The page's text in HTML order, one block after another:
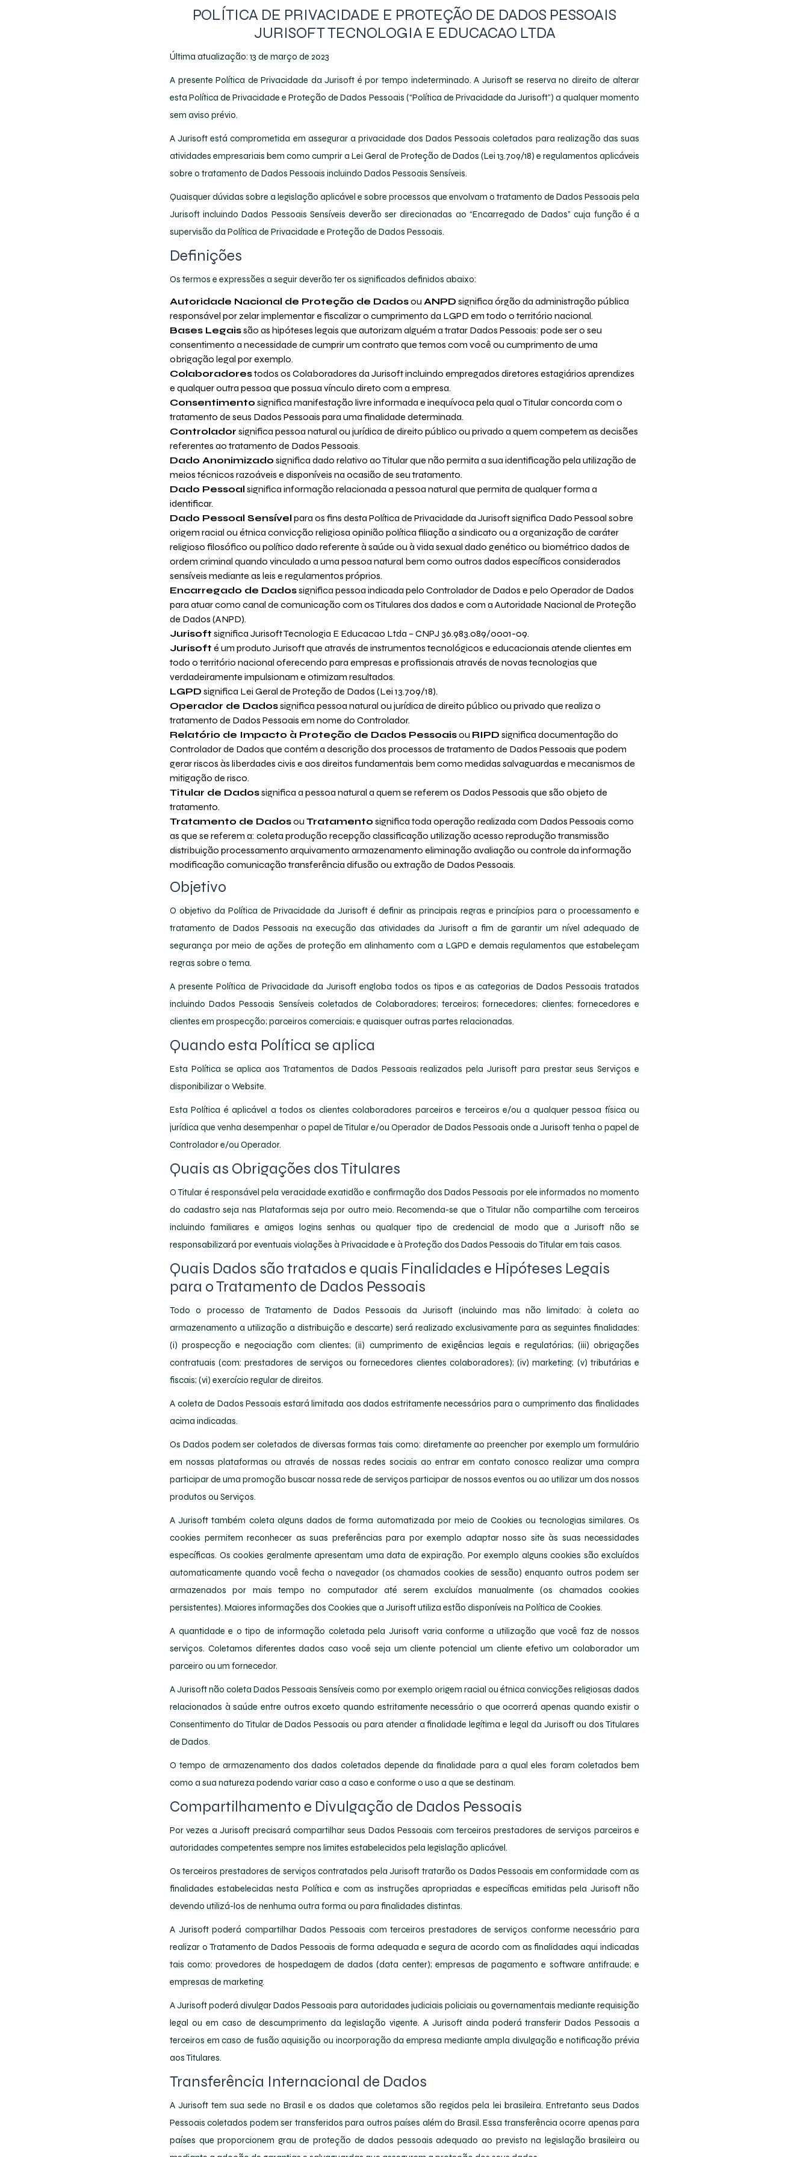
POLÍTICA DE PRIVACIDADE E PROTEÇÃO DE DADOS PESSOAIS
JURISOFT TECNOLOGIA E EDUCACAO LTDA
Última atualização: 13 de março de 2023
A presente Política de Privacidade da Jurisoft é por tempo indeterminado. A Jurisoft se reserva no direito de alterar
esta Política de Privacidade e Proteção de Dados Pessoais (“Política de Privacidade da Jurisoft”) a qualquer momento
sem aviso prévio.
A Jurisoft está comprometida em assegurar a privacidade dos Dados Pessoais coletados para realização das suas
atividades empresariais bem como cumprir a Lei Geral de Proteção de Dados (Lei 13.709/18) e regulamentos aplicáveis
sobre o tratamento de Dados Pessoais incluindo Dados Pessoais Sensíveis.
Quaisquer dúvidas sobre a legislação aplicável e sobre processos que envolvam o tratamento de Dados Pessoais pela
Jurisoft incluindo Dados Pessoais Sensíveis deverão ser direcionadas ao “Encarregado de Dados” cuja função é a
supervisão da Política de Privacidade e Proteção de Dados Pessoais.
Definições
Os termos e expressões a seguir deverão ter os significados definidos abaixo:
Autoridade Nacional de Proteção de Dadosou ANPD significa órgão da administração pública
responsável por zelar implementar e fiscalizar o cumprimento da LGPD em todo o território nacional.
Bases Legaissão as hipóteses legais que autorizam alguém a tratar Dados Pessoais: pode ser o seu
consentimento a necessidade de cumprir um contrato que temos com você ou cumprimento de uma
obrigação legal por exemplo.
Colaboradorestodos os Colaboradores da Jurisoft incluindo empregados diretores estagiários aprendizes
e qualquer outra pessoa que possua vínculo direto com a empresa.
Consentimento significa manifestação livre informada e inequívoca pela qual o Titular concorda com o
tratamento de seus Dados Pessoais para uma finalidade determinada.
Controlador significa pessoa natural ou jurídica de direito público ou privado a quem competem as decisões
referentes ao tratamento de Dados Pessoais.
Dado Anonimizado significa dado relativo ao Titular que não permita a sua identificação pela utilização de
meios técnicos razoáveis e disponíveis na ocasião de seu tratamento.
Dado Pessoalsignifica informação relacionada a pessoa natural que permita de qualquer forma a
identificar.
Dado Pessoal Sensívelpara os fins desta Política de Privacidade da Jurisoft significa Dado Pessoal sobre
origem racial ou étnica convicção religiosa opinião política filiação a sindicato ou a organização de caráter
religioso filosófico ou político dado referente à saúde ou à vida sexual dado genético ou biométrico dados de
ordem criminal quando vinculado a uma pessoa natural bem como outros dados específicos considerados
sensíveis mediante as leis e regulamentos próprios.
Encarregado de Dadossignifica pessoa indicada pelo Controlador de Dados e pelo Operador de Dados
para atuar como canal de comunicação com os Titulares dos dados e com a Autoridade Nacional de Proteção
de Dados (ANPD).
Jurisoft significa Jurisoft Tecnologia E Educacao Ltda – CNPJ 36.983.089/0001-09.
Jurisoft é um produto Jurisoft que através de instrumentos tecnológicos e educacionais atende clientes em
todo o território nacional oferecendo para empresas e profissionais através de novas tecnologias que
verdadeiramente impulsionam e otimizam resultados.
LGPD significa Lei Geral de Proteção de Dados (Lei 13.709/18).
Operador de Dadossignifica pessoa natural ou jurídica de direito público ou privado que realiza o
tratamento de Dados Pessoais em nome do Controlador.
Relatório de Impacto à Proteção de Dados Pessoaisou RIPD significa documentação do
Controlador de Dados que contém a descrição dos processos de tratamento de Dados Pessoais que podem
gerar riscos às liberdades civis e aos direitos fundamentais bem como medidas salvaguardas e mecanismos de
mitigação de risco.
Titular de Dadossignifica a pessoa natural a quem se referem os Dados Pessoais que são objeto de
tratamento.
Tratamento de Dadosou Tratamento significa toda operação realizada com Dados Pessoais como
as que se referem a: coleta produção recepção classificação utilização acesso reprodução transmissão
distribuição processamento arquivamento armazenamento eliminação avaliação ou controle da informação
modificação comunicação transferência difusão ou extração de Dados Pessoais.
Objetivo
O objetivo da Política de Privacidade da Jurisoft é definir as principais regras e princípios para o processamento e
tratamento de Dados Pessoais na execução das atividades da Jurisoft a fim de garantir um nível adequado de
segurança por meio de ações de proteção em alinhamento com a LGPD e demais regulamentos que estabeleçam
regras sobre o tema.
A presente Política de Privacidade da Jurisoft engloba todos os tipos e as categorias de Dados Pessoais tratados
incluindo Dados Pessoais Sensíveis coletados de Colaboradores; terceiros; fornecedores; clientes; fornecedores e
clientes em prospecção; parceiros comerciais; e quaisquer outras partes relacionadas.
Quando esta Política se aplica
Esta Política se aplica aos Tratamentos de Dados Pessoais realizados pela Jurisoft para prestar seus Serviços e
disponibilizar o Website.
Esta Política é aplicável a todos os clientes colaboradores parceiros e terceiros e/ou a qualquer pessoa física ou
jurídica que venha desempenhar o papel de Titular e/ou Operador de Dados Pessoais onde a Jurisoft tenha o papel de
Controlador e/ou Operador.
Quais as Obrigações dos Titulares
O Titular é responsável pela veracidade exatidão e confirmação dos Dados Pessoais por ele informados no momento
do cadastro seja nas Plataformas seja por outro meio. Recomenda-se que o Titular não compartilhe com terceiros
incluindo familiares e amigos logins senhas ou qualquer tipo de credencial de modo que a Jurisoft não se
responsabilizará por eventuais violações à Privacidade e à Proteção dos Dados Pessoais do Titular em tais casos.
Quais Dados são tratados e quais Finalidades e Hipóteses Legais
para o Tratamento de Dados Pessoais
Todo o processo de Tratamento de Dados Pessoais da Jurisoft (incluindo mas não limitado: à coleta ao
armazenamento a utilização a distribuição e descarte) será realizado exclusivamente para as seguintes finalidades:
(i) prospecção e negociação com clientes; (ii) cumprimento de exigências legais e regulatórias; (iii) obrigações
contratuais (com: prestadores de serviços ou fornecedores clientes colaboradores); (iv) marketing; (v) tributárias e
fiscais; (vi) exercício regular de direitos.
A coleta de Dados Pessoais estará limitada aos dados estritamente necessários para o cumprimento das finalidades
acima indicadas.
Os Dados podem ser coletados de diversas formas tais como: diretamente ao preencher por exemplo um formulário
em nossas plataformas ou através de nossas redes sociais ao entrar em contato conosco realizar uma compra
participar de uma promoção buscar nossa rede de serviços participar de nossos eventos ou ao utilizar um dos nossos
produtos ou Serviços.
A Jurisoft também coleta alguns dados de forma automatizada por meio de Cookies ou tecnologias similares. Os
cookies permitem reconhecer as suas preferências para por exemplo adaptar nosso site às suas necessidades
específicas. Os cookies geralmente apresentam uma data de expiração. Por exemplo alguns cookies são excluídos
automaticamente quando você fecha o navegador (os chamados cookies de sessão) enquanto outros podem ser
armazenados por mais tempo no computador até serem excluídos manualmente (os chamados cookies
persistentes). Maiores informações dos Cookies que a Jurisoft utiliza estão disponíveis na Política de Cookies.
A quantidade e o tipo de informação coletada pela Jurisoft varia conforme a utilização que você faz de nossos
serviços. Coletamos diferentes dados caso você seja um cliente potencial um cliente efetivo um colaborador um
parceiro ou um fornecedor.
A Jurisoft não coleta Dados Pessoais Sensíveis como por exemplo origem racial ou étnica convicções religiosas dados
relacionados à saúde entre outros exceto quando estritamente necessário o que ocorrerá apenas quando existir o
Consentimento do Titular de Dados Pessoais ou para atender a finalidade legítima e legal da Jurisoft ou dos Titulares
de Dados.
O tempo de armazenamento dos dados coletados depende da finalidade para a qual eles foram coletados bem
como a sua natureza podendo variar caso a caso e conforme o uso a que se destinam.
Compartilhamento e Divulgação de Dados Pessoais
Por vezes a Jurisoft precisará compartilhar seus Dados Pessoais com terceiros prestadores de serviços parceiros e
autoridades competentes sempre nos limites estabelecidos pela legislação aplicável.
Os terceiros prestadores de serviços contratados pela Jurisoft tratarão os Dados Pessoais em conformidade com as
finalidades estabelecidas nesta Política e com as instruções apropriadas e específicas emitidas pela Jurisoft não
devendo utilizá-los de nenhuma outra forma ou para finalidades distintas.
A Jurisoft poderá compartilhar Dados Pessoais com terceiros prestadores de serviços conforme necessário para
realizar o Tratamento de Dados Pessoais de forma adequada e segura de acordo com as finalidades aqui indicadas
tais como: provedores de hospedagem de dados (data center); empresas de pagamento e software antifraude; e
empresas de marketing.
A Jurisoft poderá divulgar Dados Pessoais para autoridades judiciais policiais ou governamentais mediante requisição
legal ou em caso de descumprimento da legislação vigente. A Jurisoft ainda poderá transferir Dados Pessoais a
terceiros em caso de fusão aquisição ou incorporação da empresa mediante ampla divulgação e notificação prévia
aos Titulares.
Transferência Internacional de Dados
A Jurisoft tem sua sede no Brasil e os dados que coletamos são regidos pela lei brasileira. Entretanto seus Dados
Pessoais coletados podem ser transferidos para outros países além do Brasil. Essa transferência ocorre apenas para
países que proporcionem grau de proteção de dados pessoais adequado ao previsto na legislação brasileira ou